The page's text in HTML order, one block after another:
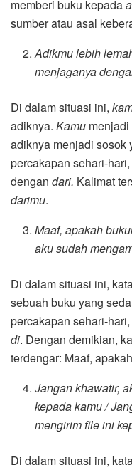
memberi buku kepada
sumber atau asal
Adikmu lebih
menjaganya
Di dalam situasi ini,
adiknya. Kamu
adiknya menjadi sosok
percakapan sehari-
dengan dari. Kalimat
darimu.
Maaf, apakah
aku sudah
Di dalam situasi ini,
sebuah buku yang
percakapan sehari-
di. Dengan demikian,
terdengar: Maaf,
Jangan khawatir,
kepada kamu /
mengirim file ini
Di dalam situasi ini,